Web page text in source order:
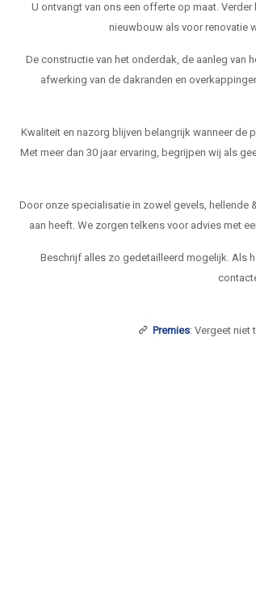
U ontvangt van ons een offerte op maat.
nieuwbouw als voor renovatie
De constructie van het onderdak, de aanleg van
afwerking van de dakranden en
Kwaliteit en nazorg blijven belangrijk wanneer de
Met meer dan 30 jaar ervaring, begrijpen wij als
Door onze specialisatie in zowel gevels, hellende
aan heeft. We zorgen telkens voor advies met
Beschrijf alles zo gedetailleerd mogelijk. Als
Premies: Vergeet